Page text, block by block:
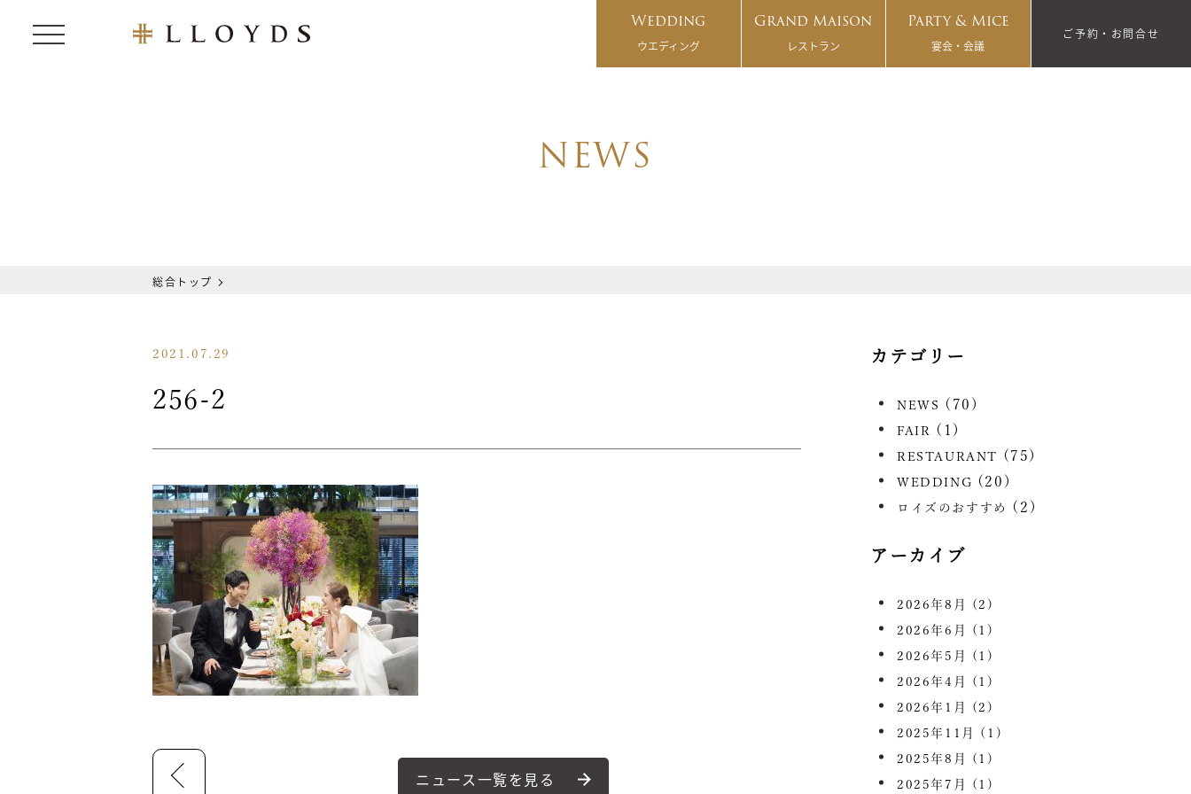
Wedding
ウエディング
Grand Maison
レストラン
Party & Mice
宴会・会議
ご予約・お問合せ
NEWS
総合トップ
2021.07.29
256-2
ニュース一覧を見る
カテゴリー
NEWS (70)
FAIR (1)
RESTAURANT (75)
WEDDING (20)
ロイズのおすすめ (2)
アーカイブ
2026年8月 (2)
2026年6月 (1)
2026年5月 (1)
2026年4月 (1)
2026年1月 (2)
2025年11月 (1)
2025年8月 (1)
2025年7月 (1)